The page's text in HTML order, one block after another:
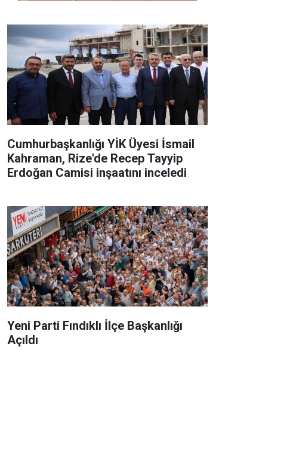
Cumhurbaşkanlığı YİK Üyesi İsmail
Kahraman, Rize'de Recep Tayyip
Erdoğan Camisi inşaatını inceledi
Yeni Parti Fındıklı İlçe Başkanlığı
Açıldı